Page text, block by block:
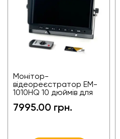
Монітор-
відеореєстратор EM-
1010HQ 10 дюймів для
спецтехніки
7995.00 грн.